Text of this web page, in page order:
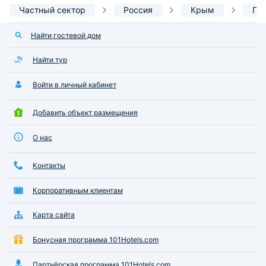
Частный сектор Россия Крым
Найти гостевой дом
Найти тур
Войти в личный кабинет
Добавить объект размещения
О нас
Контакты
Корпоративным клиентам
Карта сайта
Бонусная программа 101Hotels.com